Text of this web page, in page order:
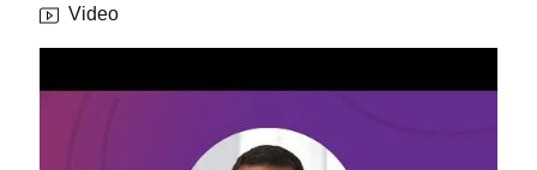
Video